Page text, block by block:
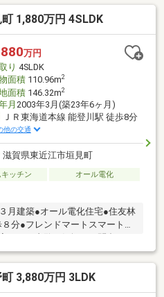
車種による■長期優良住宅の継
等級３■Ｗ断熱工法（外断熱＋
ード（５地域）FUKUYAがご提
くにゃんお手軽パック」（お引
ライン手続き、不用品処分、鍵
1,880万円 4SLDK
万円
り 4SLDK
面積110.96m2
面積146.32m2
月 2003年3月(築23年6ヶ月)
ＪＲ東海道本線 能登川駅 徒歩8分
他の交通
滋賀県東近江市垣見町
ッチン
オール電化
月建築●オール電化住宅●住友林
分●フレンドマートスマート
に含まれません※現状有姿取引
買対象に含まれません不動産
ご相談などお気軽にご相談下
ります（買取相談や下取り保証
3,880万円 3LDK